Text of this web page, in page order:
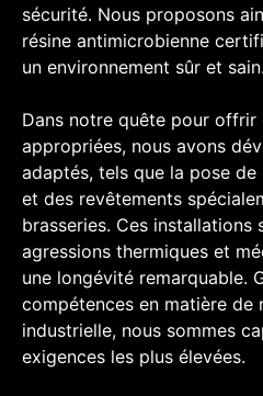
sécurité. Nous proposons
résine antimicrobienne
un environnement sûr et sain.
Dans notre quête pour offrir
appropriées, nous avons
adaptés, tels que la pose
et des revêtements
brasseries. Ces installations
agressions thermiques et
une longévité remarquable.
compétences en matière de
industrielle, nous sommes
exigences les plus élevées.